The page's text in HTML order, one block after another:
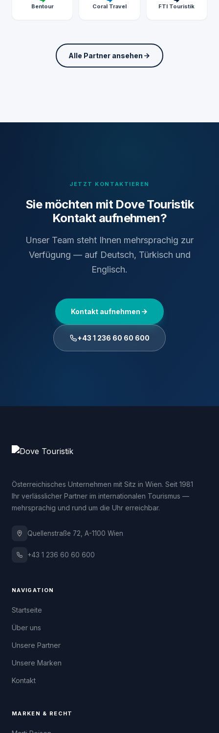
Bentour Coral Travel FTI Touristik
Alle Partner ansehen
JETZT KONTAKTIEREN
Sie möchten mit Dove Touristik
Kontakt aufnehmen?
Unser Team steht Ihnen mehrsprachig zur
Verfügung — auf Deutsch, Türkisch und
Englisch.
Kontakt aufnehmen
+43 1 236 60 60 600
Österreichisches Unternehmen mit Sitz in Wien. Seit 1981
Ihr verlässlicher Partner im internationalen Tourismus —
mehrsprachig und rund um die Uhr erreichbar.
Quellenstraße 72, A-1100 Wien
+43 1 236 60 60 600
NAVIGATION
Startseite
Über uns
Unsere Partner
Unsere Marken
Kontakt
MARKEN & RECHT